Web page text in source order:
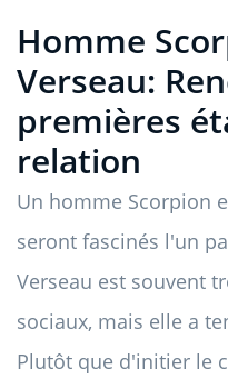
Homme
Verseau:
premières
relation
Un homme Scorpion
seront fascinés l'un
Verseau est souvent
sociaux, mais elle a
Plutôt que d'initier le